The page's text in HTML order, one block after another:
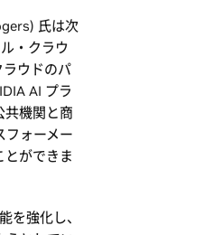
氏は次
・クラウ
ウドのパ
AI プラ
共機関と商
フォーメー
ができま
を強化し、